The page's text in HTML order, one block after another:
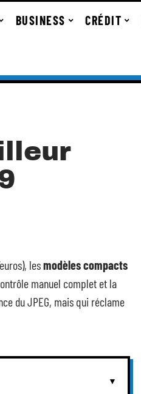
BUSINESS CRÉDIT
lesmodèles compacts
manuel complet et la
du JPEG, mais qui réclame